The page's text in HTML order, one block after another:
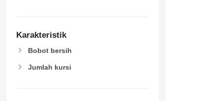
Karakteristik
Bobot bersih
Jumlah kursi